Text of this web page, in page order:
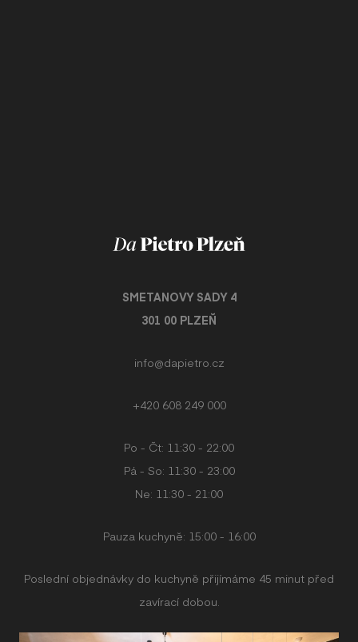
SMETANOVY SADY 4
301 00 PLZEŇ
info@dapietro.cz
+420 608 249 000
Po - Čt: 11:30 - 22:00
Pá - So: 11:30 - 23:00
Ne: 11:30 - 21:00
Pauza kuchyně: 15:00 - 16:00
Poslední objednávky do kuchyně přijímáme 45 minut před
zavírací dobou.